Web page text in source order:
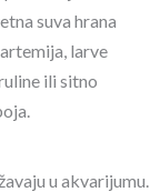
suva hrana
larve
ili sitno
u akvarijumu.